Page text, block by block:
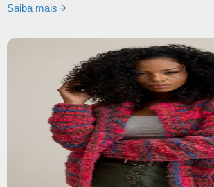
Saiba mais